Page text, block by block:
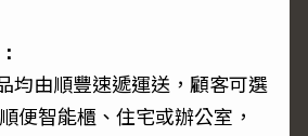
均由順豐速遞運送，顧客可選
便智能櫃、住宅或辦公室，